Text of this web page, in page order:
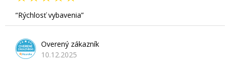
Rýchlosť vybavenia
Overený zákazník
10.12.2025